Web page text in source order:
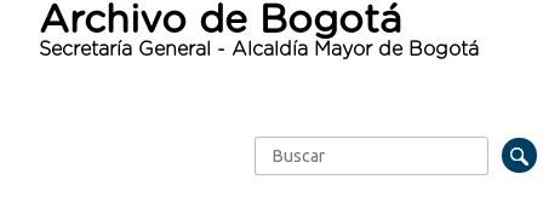
Archivo de Bogotá
Secretaría General - Alcaldía Mayor de Bogotá
Formulario de búsqueda
Buscar